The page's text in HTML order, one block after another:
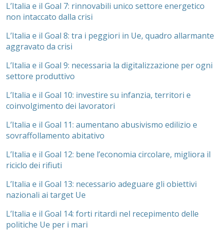
L’Italia e il Goal 7: rinnovabili unico settore energetico
non intaccato dalla crisi
L’Italia e il Goal 8: tra i peggiori in Ue, quadro allarmante
aggravato da crisi
L’Italia e il Goal 9: necessaria la digitalizzazione per ogni
settore produttivo
L’Italia e il Goal 10: investire su infanzia, territori e
coinvolgimento dei lavoratori
L’Italia e il Goal 11: aumentano abusivismo edilizio e
sovraffollamento abitativo
L’Italia e il Goal 12: bene l’economia circolare, migliora il
riciclo dei rifiuti
L’Italia e il Goal 13: necessario adeguare gli obiettivi
nazionali ai target Ue
L’Italia e il Goal 14: forti ritardi nel recepimento delle
politiche Ue per i mari